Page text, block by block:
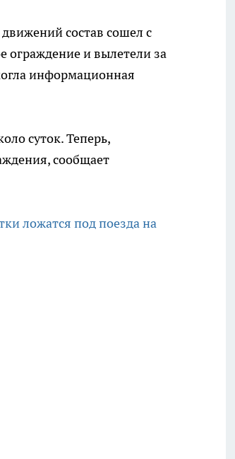
состав сошел с
ограждение и вылетели за
информационная
суток. Теперь,
сообщает
ложатся под поезда на